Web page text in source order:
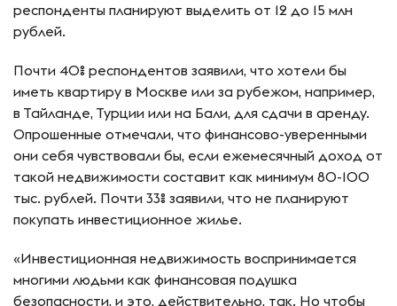
респонденты планируют выделить от 12 до 15 млн
рублей.
Почти 40% респондентов заявили, что хотели бы
иметь квартиру в Москве или за рубежом, например,
в Тайланде, Турции или на Бали, для сдачи в аренду.
Опрошенные отмечали, что финансово-уверенными
они себя чувствовали бы, если ежемесячный доход от
такой недвижимости составит как минимум 80-100
тыс. рублей. Почти 33% заявили, что не планируют
покупать инвестиционное жилье.
«Инвестиционная недвижимость воспринимается
многими людьми как финансовая подушка
безопасности, и это, действительно, так. Но чтобы